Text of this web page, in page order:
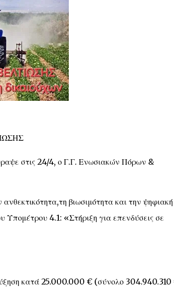
στις 24/4, ο Γ.Γ. Ενωσιακών Πόρων &
βιωσιμότητα και την ψηφιακή
4.1: «Στήριξη για επενδύσεις σε
κατά 25.000.000 € (σύνολο 304.940.310